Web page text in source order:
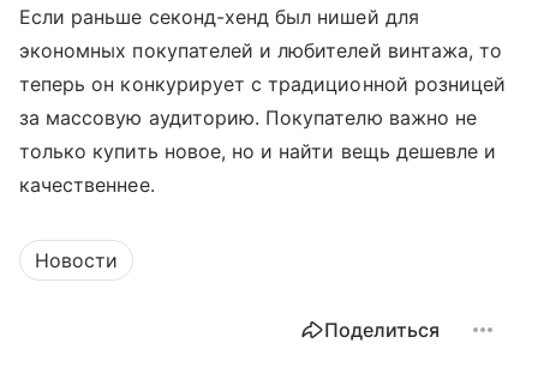
Если раньше секонд-хенд был нишей для
экономных покупателей и любителей винтажа, то
теперь он конкурирует с традиционной розницей
за массовую аудиторию. Покупателю важно не
только купить новое, но и найти вещь дешевле и
качественнее.
Новости
Поделиться